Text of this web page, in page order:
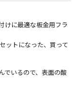
けに最適な板金用フラ
ットになった、買って
でいるので、表面の酸